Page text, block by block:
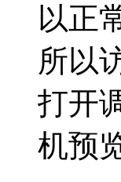
以正
所以
打开
机预